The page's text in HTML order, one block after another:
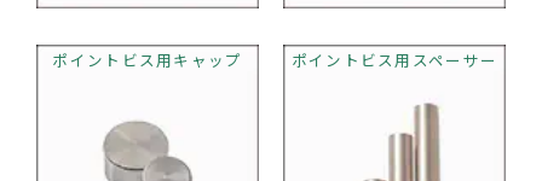
ポイントビス用キャップ ポイントビス用スペーサー